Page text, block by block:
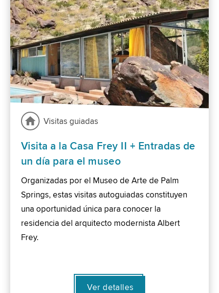
Visitas guiadas
Visita a la Casa Frey II + Entradas de
un día para el museo
Organizadas por el Museo de Arte de Palm
Springs, estas visitas autoguiadas constituyen
una oportunidad única para conocer la
residencia del arquitecto modernista Albert
Frey.
Ver detalles